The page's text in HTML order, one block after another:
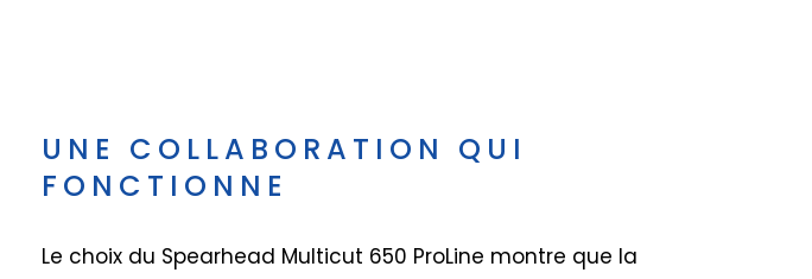
UNE COLLABORATION QUI
FONCTIONNE
Le choix du Spearhead Multicut 650 ProLine montre que la